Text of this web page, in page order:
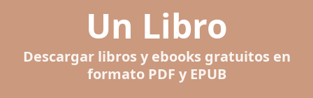
Un Libro
Descargar libros y ebooks gratuitos en
formato PDF y EPUB